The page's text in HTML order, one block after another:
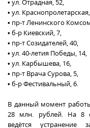
• ул. Отрадная, 52,
• ул.
• пр-т Ленинского
• б-р Киевский, 7,
• пр-т Созидателей, 40,
• ул. 40-летия Победы, 14,
• ул. Карбышева, 16,
• пр-т Врача Сурова, 5,
• б-р Фестивальный, 6.
В данный момент
28 млн. рублей. На 8
ведётся устранение